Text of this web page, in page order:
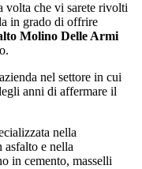
volta che vi sarete rivolti
in grado di offrire
Molino Delle Armi
nel settore in cui
anni di affermare il
nella
e nella
in cemento, masselli